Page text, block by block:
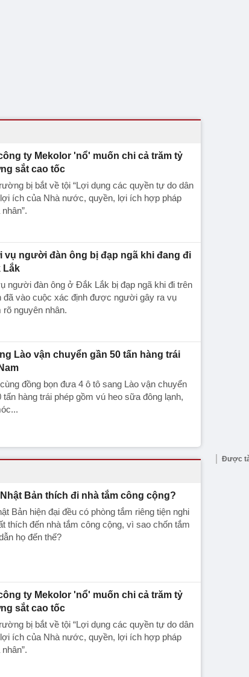
ty Mekolor 'nổ' muốn chi cả trăm tỷ
sắt cao tốc
bị bắt về tội “Lợi dụng các quyền tự do dân
ích của Nhà nước, quyền, lợi ích hợp pháp
vụ người đàn ông bị đạp ngã khi đang đi
Lắk
người đàn ông ở Đắk Lắk bị đạp ngã khi đi trên
đã vào cuộc xác định được người gây ra vụ
nguyên nhân.
Lào vận chuyển gần 50 tấn hàng trái
đồng bọn đưa 4 ô tô sang Lào vận chuyển
tấn hàng trái phép gồm vú heo sữa đông lạnh,
Bản thích đi nhà tắm công cộng?
Bản hiện đại đều có phòng tắm riêng tiện nghi
thích đến nhà tắm công cộng, vì sao chốn tắm
họ đến thế?
ty Mekolor 'nổ' muốn chi cả trăm tỷ
sắt cao tốc
bị bắt về tội “Lợi dụng các quyền tự do dân
ích của Nhà nước, quyền, lợi ích hợp pháp
Được